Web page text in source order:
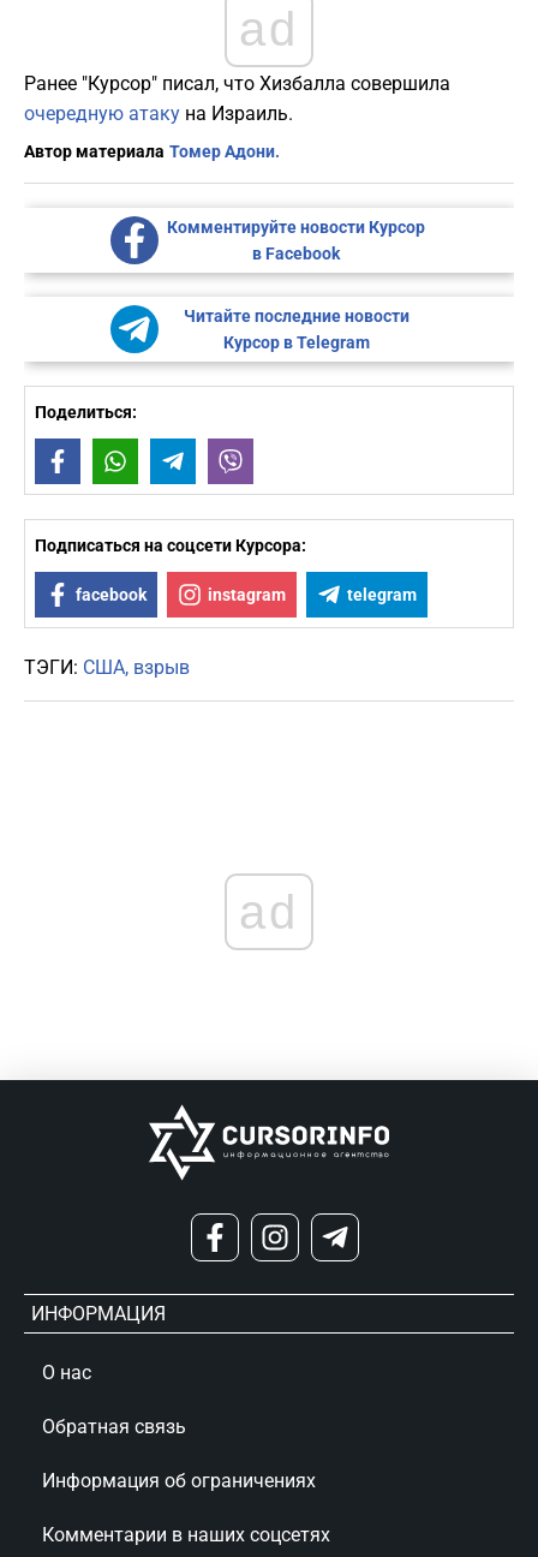
ad
Ранее "Курсор" писал, что Хизбалла совершила
очередную атаку на Израиль.
Автор материала Томер Адони.
Комментируйте новости Курсор
в Facebook
Читайте последние новости
Курсор в Telegram
Поделиться:
FacebookWhatsAppTelegram
Подписаться на соцсети Курсора:
facebook instagram telegram
ТЭГИ: США взрыв
ad
ИНФОРМАЦИЯ
О нас
Обратная связь
Информация об ограничениях
Комментарии в наших соцсетях